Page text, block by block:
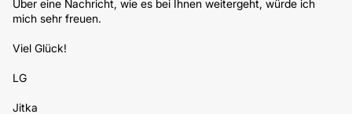
Über eine Nachricht, wie es bei Ihnen weitergeht, würde ich
mich sehr freuen.
Viel Glück!
LG
Jitka